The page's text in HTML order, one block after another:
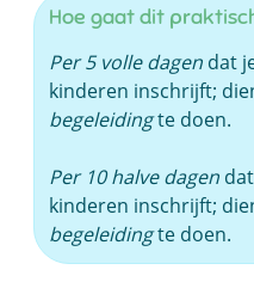
Hoe gaat dit
Per 5 volle dagen dat
kinderen inschrijft;
begeleidingte doen.
Per 10 halve dagen
kinderen inschrijft;
begeleidingte doen.